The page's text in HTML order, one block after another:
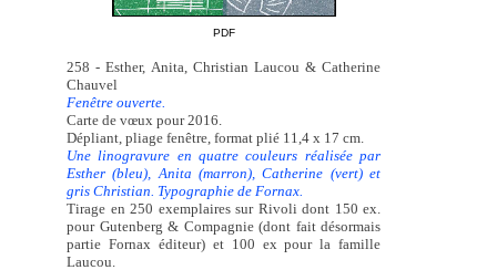
PDF
258 - Esther, Anita, Christian Laucou & Catherine
Chauvel
Fenêtre ouverte.
Carte de vœux pour 2016.
Dépliant, pliage fenêtre, format plié 11,4 x 17 cm.
Une linogravure en quatre couleurs réalisée par
Esther (bleu), Anita (marron), Catherine (vert) et
gris Christian. Typographie de Fornax.
Tirage en 250 exemplaires sur Rivoli dont 150 ex.
pour Gutenberg & Compagnie (dont fait désormais
partie Fornax éditeur) et 100 ex pour la famille
Laucou.